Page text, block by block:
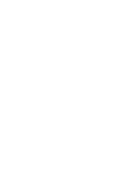
Gremial N° 354/60